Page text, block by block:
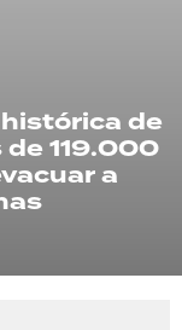
de
119.000
a